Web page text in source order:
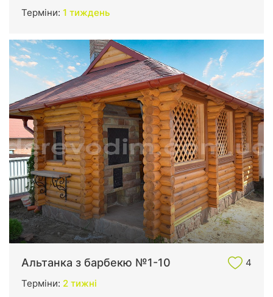
Терміни: 1 тиждень
Альтанка з барбекю №1-10
4
Терміни: 2 тижні